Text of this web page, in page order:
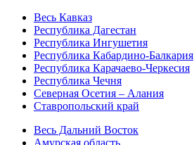
Весь Кавказ
Республика Дагестан
Республика Ингушетия
Республика Кабардино-Балкария
Республика Карачаево-Черкесия
Республика Чечня
Северная Осетия – Алания
Ставропольский край
Весь Дальний Восток
Амурская область